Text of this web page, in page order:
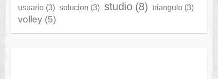
usuario(3) solucion (3) studio(8) triangulo(3)
volley(5)